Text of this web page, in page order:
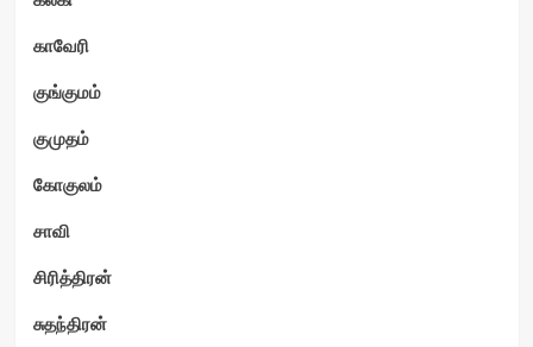
காவேரி
குங்குமம்
குமுதம்
கோகுலம்
சாவி
சிரித்திரன்
சுதந்திரன்